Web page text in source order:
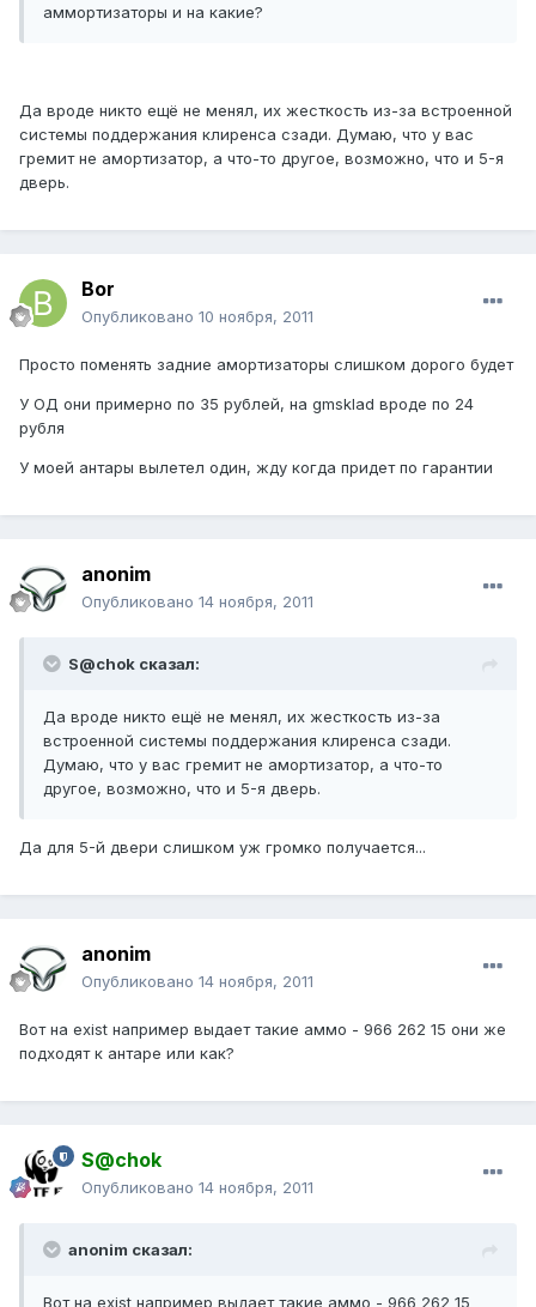
аммортизаторы и на какие?
Да вроде никто ещё не менял, их жесткость из-за встроенной
системы поддержания клиренса сзади. Думаю, что у вас
гремит не амортизатор, а что-то другое, возможно, что и 5-я
дверь.
Bor
Опубликовано 10 ноября, 2011
Просто поменять задние амортизаторы слишком дорого будет
У ОД они примерно по 35 рублей, на gmsklad вроде по 24
рубля
У моей антары вылетел один, жду когда придет по гарантии
anonim
Опубликовано 14 ноября, 2011
S@chok сказал:
Да вроде никто ещё не менял, их жесткость из-за
встроенной системы поддержания клиренса сзади.
Думаю, что у вас гремит не амортизатор, а что-то
другое, возможно, что и 5-я дверь.
Да для 5-й двери слишком уж громко получается...
anonim
Опубликовано 14 ноября, 2011
Вот на exist например выдает такие аммо - 966 262 15 они же
подходят к антаре или как?
S@chok
Опубликовано 14 ноября, 2011
anonim сказал:
Вот на exist например выдает такие аммо - 966 262 15